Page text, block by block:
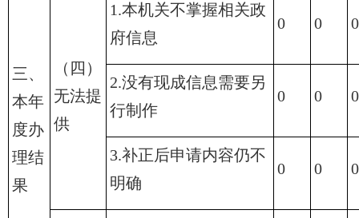
三、
本年
度办
理结
果
（四）
无法提
供
1.本机关不掌握相关政
府信息
0 0 0
2.没有现成信息需要另
行制作
0 0 0
3.补正后申请内容仍不
明确
0 0 0